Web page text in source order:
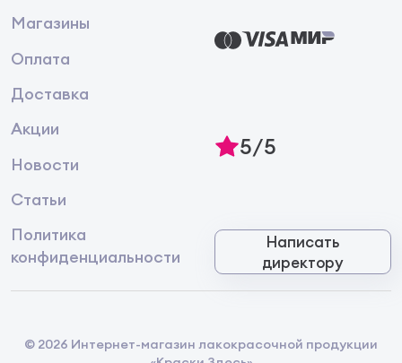
Магазины
Оплата
Доставка
Акции
Новости
Статьи
Политика
конфиденциальности
5/5
Написать
директору
© 2026 Интернет-магазин лакокрасочной продукции